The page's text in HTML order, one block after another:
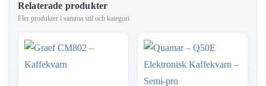
Relaterade produkter